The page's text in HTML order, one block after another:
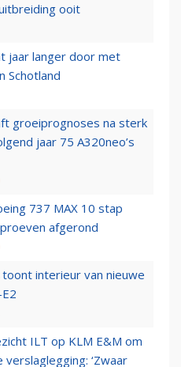
ooit
jaar langer door met
Schotland
groeiprognoses na sterk
jaar 75 A320neo’s
737 MAX 10 stap
afgerond
toont interieur van nieuwe
ILT op KLM E&M om
‘Zwaar